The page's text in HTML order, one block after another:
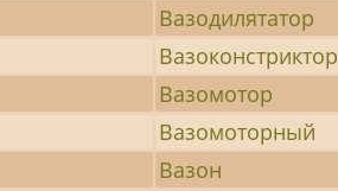
Вазодилятатор
Вазоконстриктор
Вазомотор
Вазомоторный
Вазон